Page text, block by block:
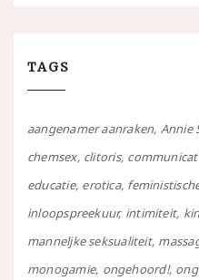
TAGS
aangenamer aanraken Annie
chemsex clitoris
educatie erotica
inloopspreekuur intimiteit
manneljke seksualiteit
monogamie ongehoord!